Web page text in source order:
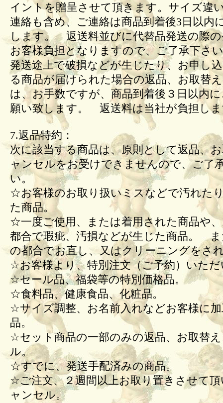
イントを贈呈させて頂きます。サイズ違
連絡も含め、ご連絡は商品到着後3日以内
します。 返送料並びに代替品発送の際の
お客様負担となりますので、ご了承下さ
発送途上で破損などが生じたり、お申し
る商品が届けられた場合の返品、お取替
は、お手数ですが、商品到着後３日以内
願い致します。 返送料は当社が負担し
7.返品特約：
次に該当する商品は、原則として返品、
ャンセルをお受けできませんので、ご了
い。
☆お客様のお取り扱いミスなどで汚れた
た商品。
☆一度ご使用、または着用された商品や
都合で瑕疵、汚損などが生じた商品。
の都合でお直し、又はクリーニングをさ
☆お客様より、特別注文（ご予約）いた
☆セール品、福袋等の特別価格品。
☆食料品、健康食品、化粧品。
☆サイズ調整、お名前入れなどお客様に
品。
☆セット商品の一部のみの返品、お取替
ル。
☆すでに、発送手配済みの商品。
☆ご注文、２週間以上お取り置きさせて
ャンセル。